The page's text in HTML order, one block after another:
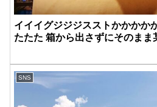
イイイグジジジスストかかかか
たたた 箱から出さずにそのまま
SNS